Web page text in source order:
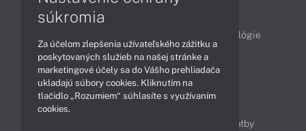
Technológie
Videá
Obsah
Možnosti doručenia a platby
súkromia
Za účelom zlepšenia užívateľského zážitku a
poskytovaných služieb na našej stránke a
marketingové účely sa do Vášho prehliadača
ukladajú súbory cookies. Kliknutím na
tlačidlo „Rozumiem“ súhlasíte s využívaním
cookies.